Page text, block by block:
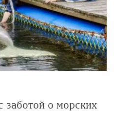
заботой о морских